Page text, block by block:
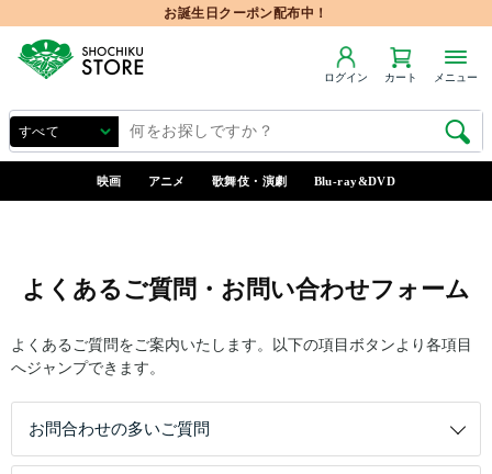
お誕生日クーポン配布中！
ログイン カート メニュー
映画 アニメ 歌舞伎・演劇 Blu-ray&DVD
よくあるご質問・お問い合わせフォーム
よくあるご質問をご案内いたします。以下の項目ボタンより各項目
へジャンプできます。
お問合わせの多いご質問